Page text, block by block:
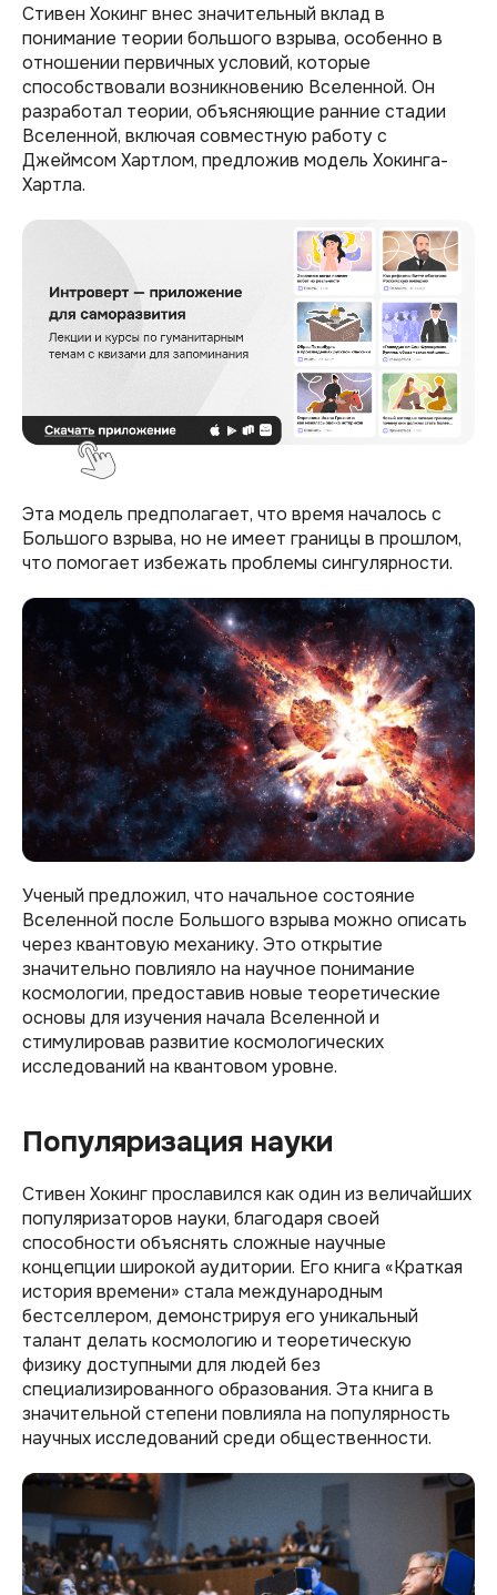
Стивен Хокинг внес значительный вклад в
понимание теории большого взрыва, особенно в
отношении первичных условий, которые
способствовали возникновению Вселенной. Он
разработал теории, объясняющие ранние стадии
Вселенной, включая совместную работу с
Джеймсом Хартлом, предложив модель Хокинга-
Хартла.
Эта модель предполагает, что время началось с
Большого взрыва, но не имеет границы в прошлом,
что помогает избежать проблемы сингулярности.
Ученый предложил, что начальное состояние
Вселенной после Большого взрыва можно описать
через квантовую механику. Это открытие
значительно повлияло на научное понимание
космологии, предоставив новые теоретические
основы для изучения начала Вселенной и
стимулировав развитие космологических
исследований на квантовом уровне.
Популяризация науки
Стивен Хокинг прославился как один из величайших
популяризаторов науки, благодаря своей
способности объяснять сложные научные
концепции широкой аудитории. Его книга «Краткая
история времени» стала международным
бестселлером, демонстрируя его уникальный
талант делать космологию и теоретическую
физику доступными для людей без
специализированного образования. Эта книга в
значительной степени повлияла на популярность
научных исследований среди общественности.